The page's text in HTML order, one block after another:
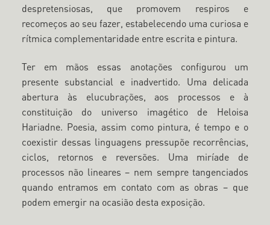
despretensiosas, que promovem respiros e
recomeços ao seu fazer, estabelecendo uma curiosa e
rítmica complementaridade entre escrita e pintura.
Ter em mãos essas anotações configurou um
presente substancial e inadvertido. Uma delicada
abertura às elucubrações, aos processos e à
constituição do universo imagético de Heloisa
Hariadne. Poesia, assim como pintura, é tempo e o
coexistir dessas linguagens pressupõe recorrências,
ciclos, retornos e reversões. Uma miríade de
processos não lineares – nem sempre tangenciados
quando entramos em contato com as obras – que
podem emergir na ocasião desta exposição.